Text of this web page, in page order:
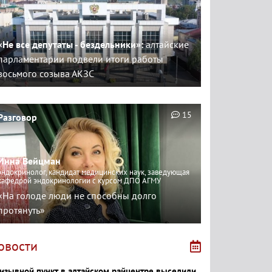
все депутаты - бездельники»:алтайские
подвели итоги работы
созыва АКЗС
Вейцман
кандидат медицинских наук, заведующая
эндокринологии с курсом ДПО АГМУ
голоде люди не способны долго
15